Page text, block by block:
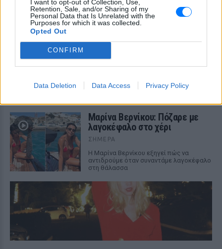
I want to opt-out of Collection, Use,
Retention, Sale, and/or Sharing of my
Personal Data that Is Unrelated with the
Purposes for which it was collected.
Opted Out
CONFIRM
Data Deletion Data Access Privacy Policy
22 χρόνια από τον θάνατο του
Δημήτρη Παπαμιχαήλ: Η
ανάρτηση της Φίνος Φιλμ για
του ελληνικού σινεμά»
Τον θυμόμαστε ως σπουδαίο ηθοποιό και
Αλίκη, αναπόσπαστο κομμάτι της
μεγάλης οικογένειας της Φίνος Φιλμ,
Μαρίνα Βερνίκου: Πόζαρε με
λαγοκέφαλο στο χέρι
ΣΉΜΕΡΑ
Η Μαρίνα Βερνίκου εξηγεί πώς να
αντιδρούμε όταν συναντάμε λαγοκέφαλο
στη θάλασσα